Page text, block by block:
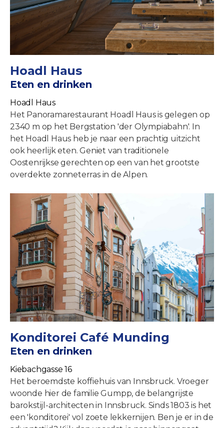
Hoadl Haus
Eten en drinken
Hoadl Haus
Het Panoramarestaurant Hoadl Haus is gelegen op
2340 m op het Bergstation 'der Olympiabahn'. In
het Hoadl Haus heb je naar een prachtig uitzicht
ook heerlijk eten. Geniet van traditionele
Oostenrijkse gerechten op een van het grootste
overdekte zonneterras in de Alpen.
Konditorei Café Munding
Eten en drinken
Kiebachgasse 16
Het beroemdste koffiehuis van Innsbruck. Vroeger
woonde hier de familie Gumpp, de belangrijste
barokstijl-architecten in Innsbruck. Sinds 1803 is het
een 'konditorei' vol zoete lekkernijen. Ben je er in de